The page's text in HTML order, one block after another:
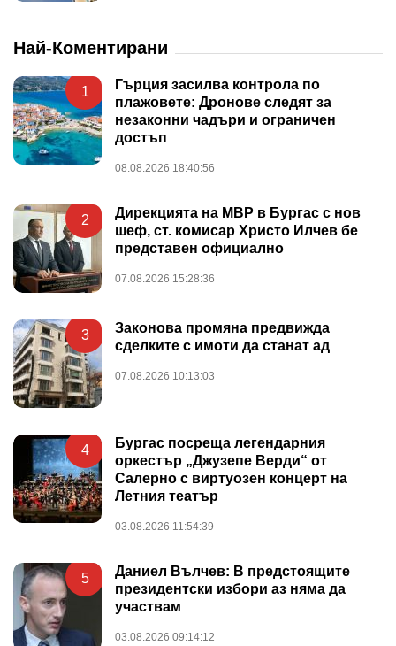
Най-Коментирани
1
Гърция засилва контрола по
плажовете: Дронове следят за
незаконни чадъри и ограничен
достъп
08.08.2026 18:40:56
2
Дирекцията на МВР в Бургас с нов
шеф, ст. комисар Христо Илчев бе
представен официално
07.08.2026 15:28:36
3
Законова промяна предвижда
сделките с имоти да станат ад
07.08.2026 10:13:03
4
Бургас посреща легендарния
оркестър „Джузепе Верди“ от
Салерно с виртуозен концерт на
Летния театър
03.08.2026 11:54:39
5
Даниел Вълчев: В предстоящите
президентски избори аз няма да
участвам
03.08.2026 09:14:12